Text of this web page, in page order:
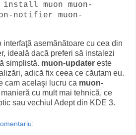
muon muon-
notifier muon-
interfaţă asemănătoare cu cea din
ideală dacă preferi să instalezi
simplistă. muon-updater este
adică fix ceea ce căutam eu.
cam acelaşi lucru ca muon-
cu mult mai tehnică, ce
sau vechiul Adept din KDE 3.